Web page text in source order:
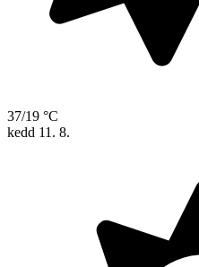
37/19 °C
kedd 11. 8.